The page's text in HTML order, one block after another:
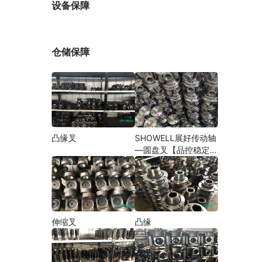
设备保障
仓储保障
凸缘叉
SHOWELL展好传动轴
—圆盘叉【品控稳定，
精密加工】
伸缩叉 凸缘